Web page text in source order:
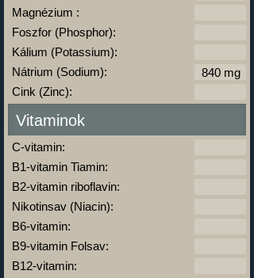
Magnézium :
Foszfor (Phosphor):
Kálium (Potassium):
Nátrium (Sodium):
Cink (Zinc):
Vitaminok
C-vitamin:
B1-vitamin Tiamin:
B2-vitamin riboflavin:
Nikotinsav (Niacin):
B6-vitamin:
B9-vitamin Folsav:
B12-vitamin: